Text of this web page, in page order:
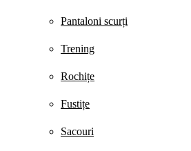
Pantaloni scurți
Trening
Rochițe
Fustițe
Sacouri